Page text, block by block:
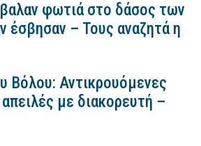
φωτιά στο δάσος των
έσβησαν – Τους αναζητά η
Αντικρουόμενες
με διακορευτή –